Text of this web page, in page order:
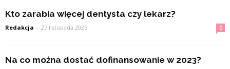
Kto zarabia więcej dentysta czy lekarz?
Redakcja - 27 listopada 2025 0
Na co można dostać dofinansowanie w 2023?